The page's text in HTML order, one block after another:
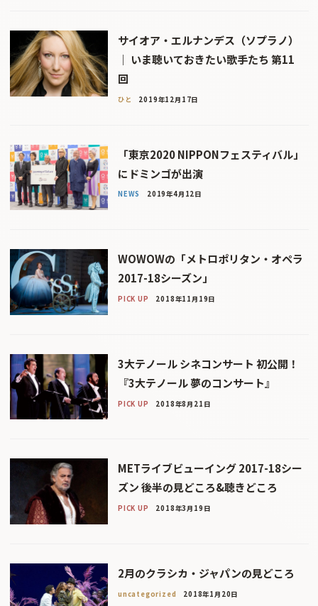
サイオア・エルナンデス（ソプラノ）
｜ いま聴いておきたい歌手たち 第11
回
ひと 2019年12月17日
「東京2020 NIPPONフェスティバル」
にドミンゴが出演
NEWS 2019年4月12日
WOWOWの「メトロポリタン・オペラ
2017-18シーズン」
PICK UP 2018年11月19日
3大テノール シネコンサート 初公開！
『3大テノール 夢のコンサート』
PICK UP 2018年8月21日
METライブビューイング 2017-18シー
ズン 後半の見どころ&聴きどころ
PICK UP 2018年3月19日
2月のクラシカ・ジャパンの見どころ
uncategorized 2018年1月20日